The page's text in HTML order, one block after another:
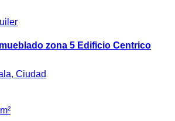
zona 5 Edificio Centrico
Ciudad
m²